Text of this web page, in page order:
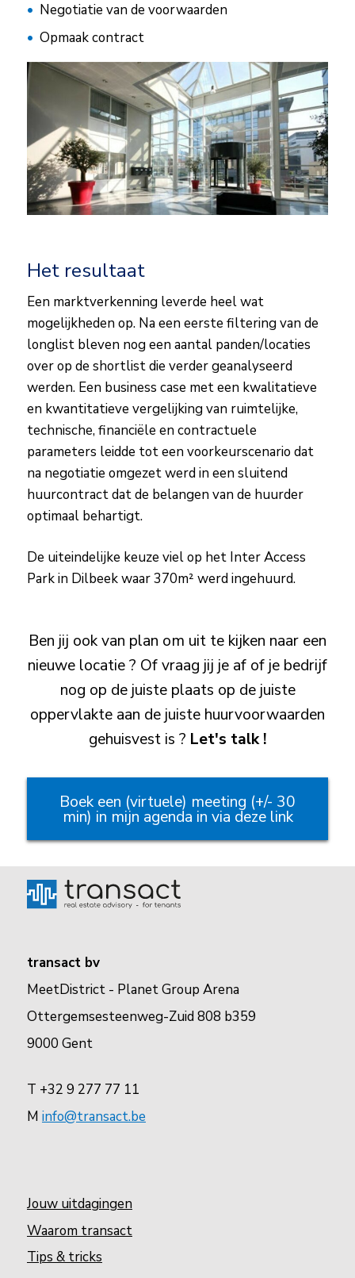
Negotiatie van de voorwaarden
Opmaak contract
Het resultaat
Een marktverkenning leverde heel wat
mogelijkheden op. Na een eerste filtering van de
longlist bleven nog een aantal panden/locaties
over op de shortlist die verder geanalyseerd
werden. Een business case met een kwalitatieve
en kwantitatieve vergelijking van ruimtelijke,
technische, financiële en contractuele
parameters leidde tot een voorkeurscenario dat
na negotiatie omgezet werd in een sluitend
huurcontract dat de belangen van de huurder
optimaal behartigt.
De uiteindelijke keuze viel op het Inter Access
Park in Dilbeek waar 370m² werd ingehuurd.
Ben jij ook van plan om uit te kijken naar een
nieuwe locatie ? Of vraag jij je af of je bedrijf
nog op de juiste plaats op de juiste
oppervlakte aan de juiste huurvoorwaarden
gehuisvest is ? Let's talk !
Boek een (virtuele) meeting (+/- 30
min) in mijn agenda in via deze link
transact bv
MeetDistrict - Planet Group Arena
Ottergemsesteenweg-Zuid 808 b359
9000 Gent
T +32 9 277 77 11
M info@transact.be
Jouw uitdagingen
Waarom transact
Tips & tricks